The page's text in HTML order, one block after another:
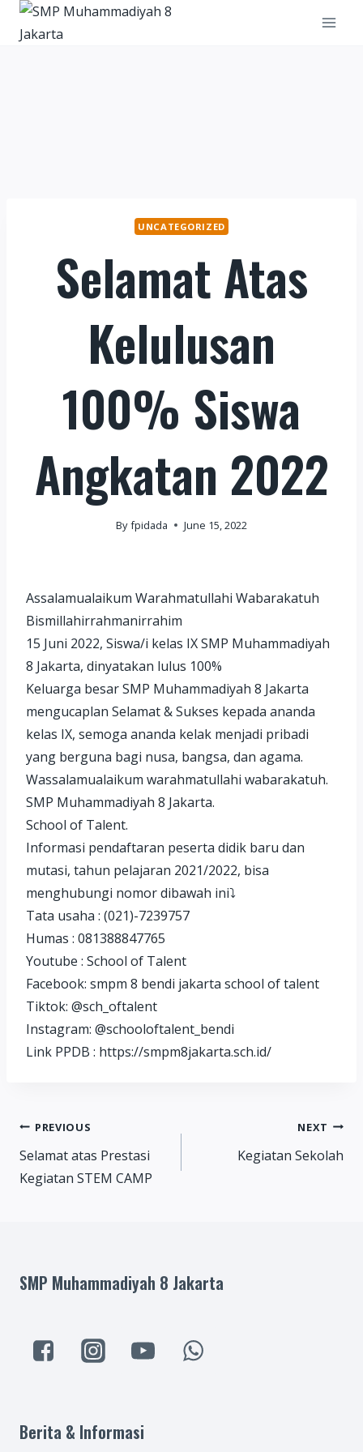
Skip
UNCATEGORIZED
Selamat Atas
Kelulusan
100% Siswa
Angkatan 2022
Byfpidada June 15, 2022
Assalamualaikum Warahmatullahi Wabarakatuh
Bismillahirrahmanirrahim
15 Juni 2022, Siswa/i kelas IX SMP Muhammadiyah
8 Jakarta, dinyatakan lulus 100%
Keluarga besar SMP Muhammadiyah 8 Jakarta
mengucaplan Selamat & Sukses kepada ananda
kelas IX, semoga ananda kelak menjadi pribadi
yang berguna bagi nusa, bangsa, dan agama.
Wassalamualaikum warahmatullahi wabarakatuh.
SMP Muhammadiyah 8 Jakarta.
School of Talent.
Informasi pendaftaran peserta didik baru dan
mutasi, tahun pelajaran 2021/2022, bisa
menghubungi nomor dibawah ini⤵️
Tata usaha : (021)-7239757
Humas : 081388847765
Youtube : School of Talent
Facebook: smpm 8 bendi jakarta school of talent
Tiktok: @sch_oftalent
Instagram: @schooloftalent_bendi
Link PPDB : https://smpm8jakarta.sch.id/
Post
navigation
PREVIOUS
Selamat atas Prestasi
Kegiatan STEM CAMP
NEXT
Kegiatan Sekolah
SMP Muhammadiyah 8 Jakarta
Berita & Informasi